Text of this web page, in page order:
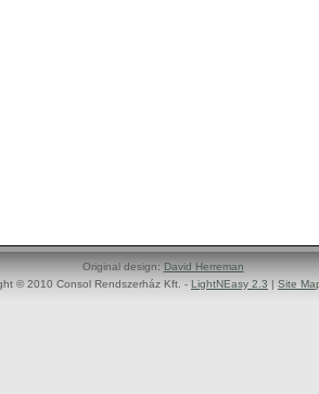
Original design: David Herreman
© 2010 Consol Rendszerház Kft. - LightNEasy 2.3 Site